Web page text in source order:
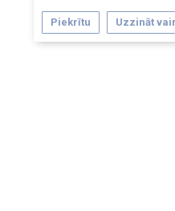
Piekrītu Uzzināt